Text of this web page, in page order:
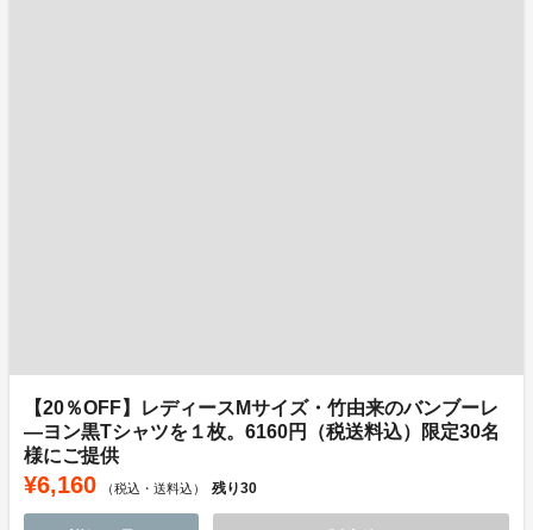
【20％OFF】レディースMサイズ・竹由来のバンブーレ
―ヨン黒Tシャツを１枚。6160円（税送料込）限定30名
様にご提供
¥6,160 （税込・送料込） 残り30